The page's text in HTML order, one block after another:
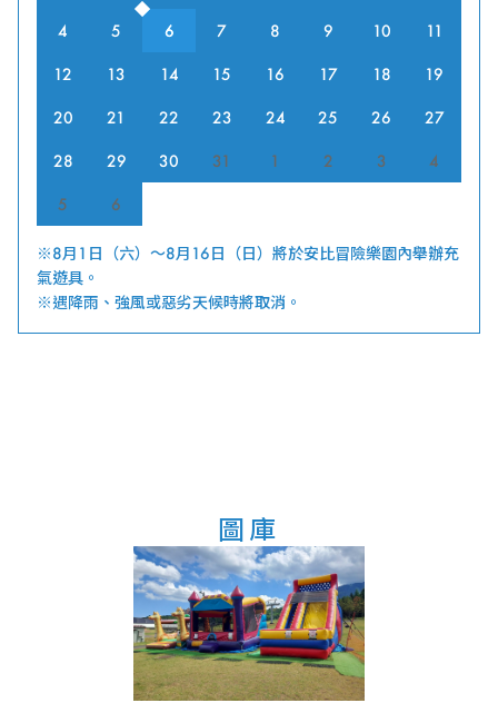
4 5 6 7 8 9 10 11
12 13 14 15 16 17 18 19
20 21 22 23 24 25 26 27
28 29 30 31 1 2 3 4
5 6
※8月1日（六）～8月16日（日）將於安比冒險樂園內舉辦充
氣遊具。
※遇降雨、強風或惡劣天候時將取消。
圖庫